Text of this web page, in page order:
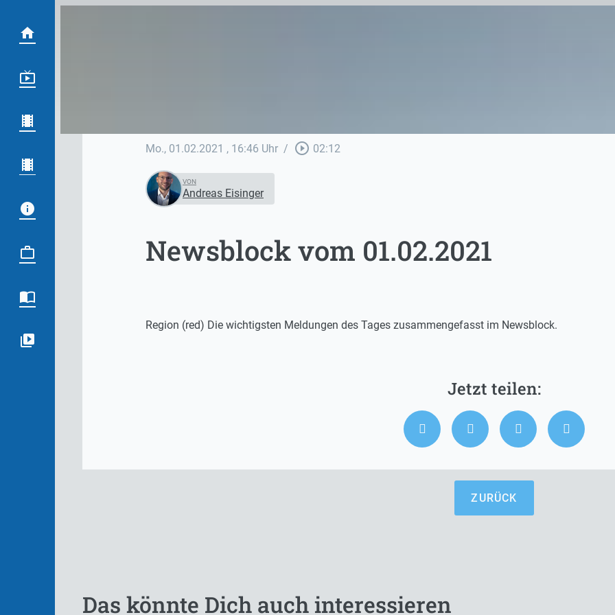
Mo., 01.02.2021 , 16:46 Uhr / play_circle_outline 02:12
VON
Andreas Eisinger
Newsblock vom 01.02.2021
Region (red) Die wichtigsten Meldungen des Tages zusammengefasst im Newsblock.
ZURÜCK
Das könnte Dich auch interessieren